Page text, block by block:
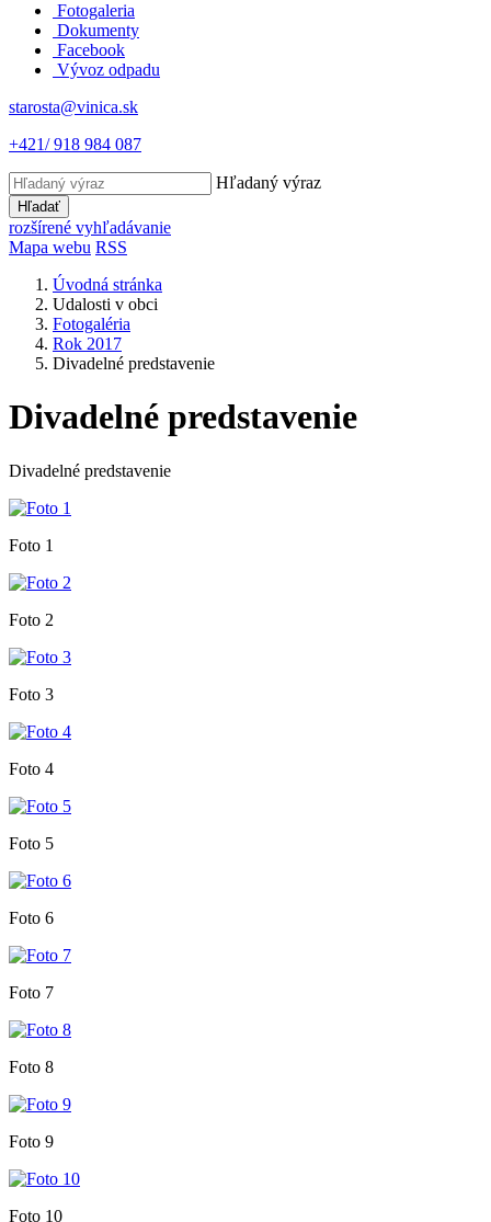
Fotogaleria
Dokumenty
Facebook
Vývoz odpadu
starosta@vinica.sk
+421/ 918 984 087
Hľadaný výraz
Hľadať
rozšírené vyhľadávanie
Mapa webu RSS
Úvodná stránka
Udalosti v obci
Fotogaléria
Rok 2017
Divadelné predstavenie
Divadelné predstavenie
Divadelné predstavenie
Foto 1
Foto 2
Foto 3
Foto 4
Foto 5
Foto 6
Foto 7
Foto 8
Foto 9
Foto 10